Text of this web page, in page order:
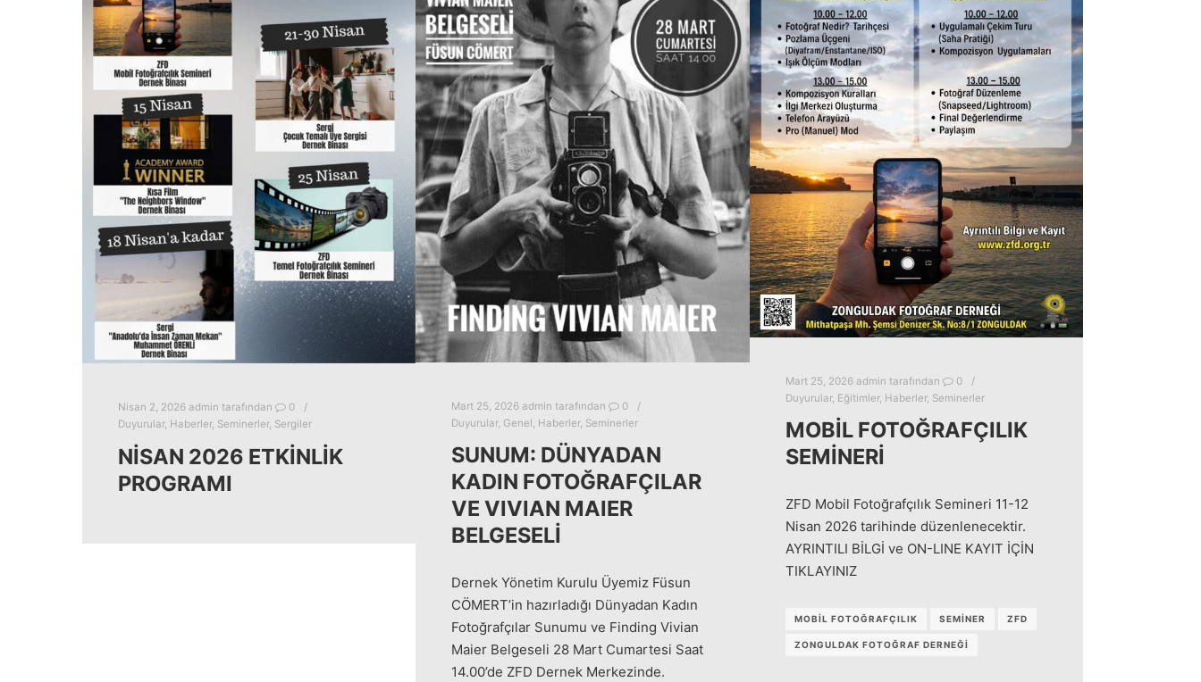
Nisan 2, 2026 admin tarafından
0
Duyurular, Haberler, Seminerler, Sergiler
NİSAN 2026 ETKİNLİK
PROGRAMI
Mart 25, 2026 admin tarafından
0
Duyurular, Genel Haberler, Seminerler
SUNUM: DÜNYADAN
KADIN FOTOĞRAFÇILAR
VE VIVIAN MAIER
BELGESELİ
Dernek Yönetim Kurulu Üyemiz Füsun
CÖMERT’in hazırladığı Dünyadan Kadın
Fotoğrafçılar Sunumu ve Finding Vivian
Maier Belgeseli 28 Mart Cumartesi Saat
14.00’de ZFD Dernek Merkezinde.
Mart 25, 2026 admin tarafından
0
Duyurular, Eğitimler, Haberler, Seminerler
MOBİL FOTOĞRAFÇILIK
SEMİNERİ
ZFD Mobil Fotoğrafçılık Semineri 11-12
Nisan 2026 tarihinde düzenlenecektir.
AYRINTILI BİLGİ ve ON-LINE KAYIT İÇİN
TIKLAYINIZ
MOBİL FOTOĞRAFÇILIK SEMİNER ZFD
ZONGULDAK FOTOĞRAF DERNEĞİ